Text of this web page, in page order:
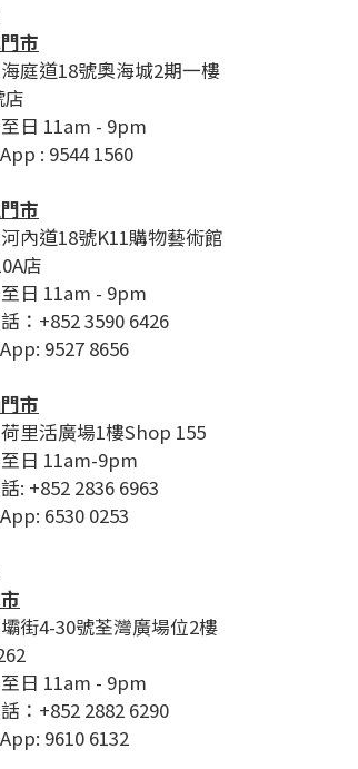
市
庭道18號奧海城2期一樓
店
日 11am - 9pm
: 9544 1560
市
內道18號K11購物藝術館
店
日 11am - 9pm
：+852 3590 6426
9527 8656
市
里活廣場1樓Shop 155
日 11am-9pm
: +852 2836 6963
6530 0253
街4-30號荃灣廣場位2樓
日 11am - 9pm
：+852 2882 6290
9610 6132